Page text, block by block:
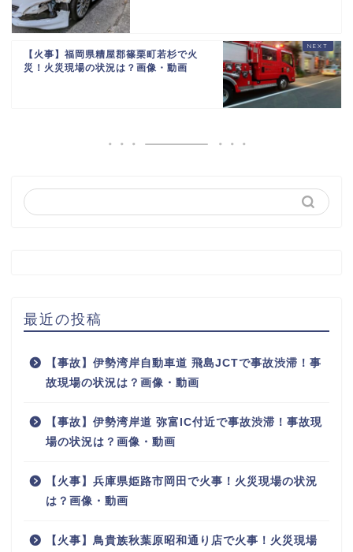
【火事】福岡県糟屋郡篠栗町若杉で火
災！火災現場の状況は？画像・動画
最近の投稿
【事故】伊勢湾岸自動車道 飛島JCTで事故渋滞！事
故現場の状況は？画像・動画
【事故】伊勢湾岸道 弥富IC付近で事故渋滞！事故現
場の状況は？画像・動画
【火事】兵庫県姫路市岡田で火事！火災現場の状況
は？画像・動画
【火事】鳥貴族秋葉原昭和通り店で火事！火災現場